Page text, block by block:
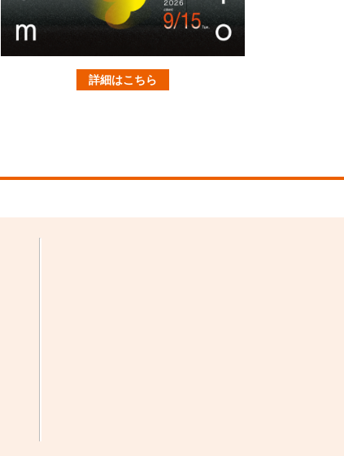
詳細はこちら